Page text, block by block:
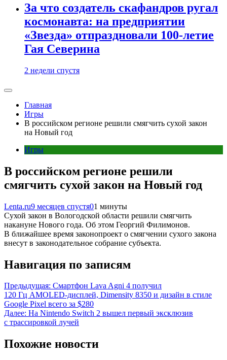
За что создатель скафандров ругал
космонавта: на предприятии
«Звезда» отпраздновали 100-летие
Гая Северина
2 недели спустя
Главная
Игры
В российском регионе решили смягчить сухой закон
на Новый год
Игры
В российском регионе решили
смягчить сухой закон на Новый год
Lenta.ru9 месяцев спустя01 минуты
Сухой закон в Вологодской области решили смягчить
накануне Нового года. Об этом Георгий Филимонов.
В ближайшее время законопроект о смягчении сухого закона
внесут в законодательное собрание субъекта.
Навигация по записям
Предыдущая: Смартфон Lava Agni 4 получил
120 Гц AMOLED-дисплей, Dimensity 8350 и дизайн в стиле
Google Pixel всего за $280
Далее: На Nintendo Switch 2 вышел первый эксклюзив
с трассировкой лучей
Похожие новости